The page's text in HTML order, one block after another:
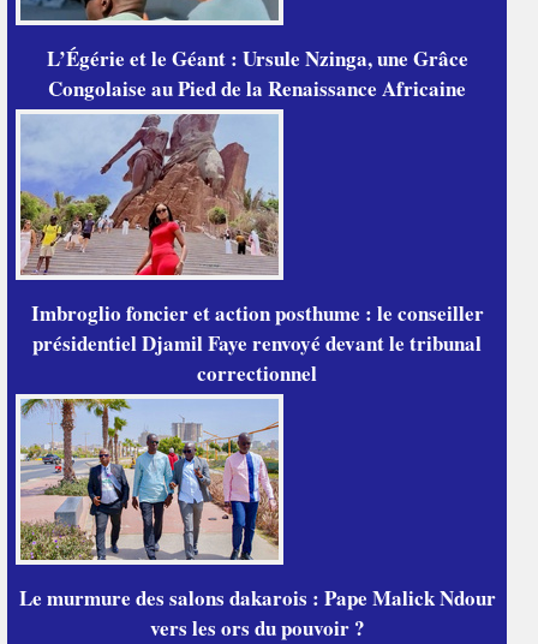
L’Égérie et le Géant : Ursule Nzinga, une Grâce
Congolaise au Pied de la Renaissance Africaine
Imbroglio foncier et action posthume : le conseiller
présidentiel Djamil Faye renvoyé devant le tribunal
correctionnel
Le murmure des salons dakarois : Pape Malick Ndour
vers les ors du pouvoir ?